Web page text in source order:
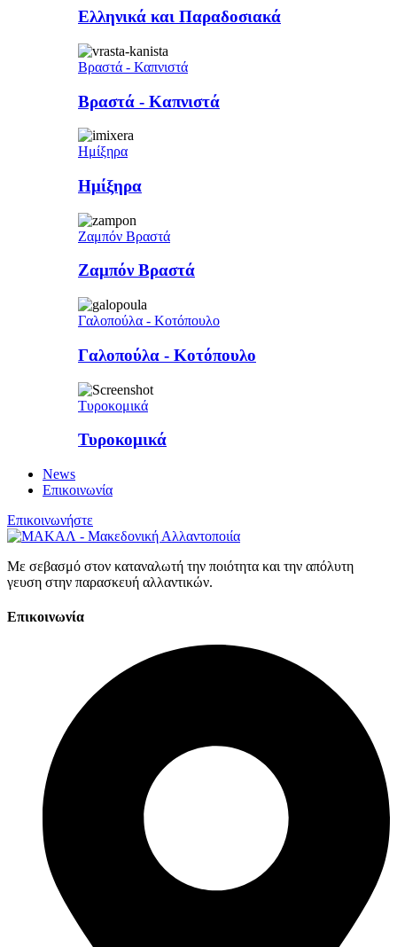
Ελληνικά και Παραδοσιακά
Βραστά - Καπνιστά
Βραστά - Καπνιστά
Ημίξηρα
Ημίξηρα
Ζαμπόν Βραστά
Ζαμπόν Βραστά
Γαλοπούλα - Κοτόπουλο
Γαλοπούλα - Κοτόπουλο
Τυροκομικά
Τυροκομικά
News
Επικοινωνία
Επικοινωνήστε
Με σεβασμό στον καταναλωτή την ποιότητα και την απόλυτη
γευση στην παρασκευή αλλαντικών.
Επικοινωνία